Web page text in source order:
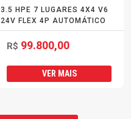
3.5 HPE 7 LUGARES 4X4 V6
24V FLEX 4P AUTOMÁTICO
R$ 99.800,00
VER MAIS